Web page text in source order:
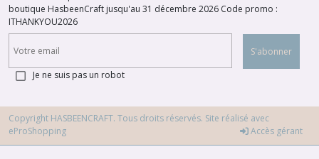
boutique HasbeenCraft jusqu'au 31 décembre 2026 Code promo :
ITHANKYOU2026
S'abonner
Je ne suis pas un robot
Copyright HASBEENCRAFT. Tous droits réservés. Site réalisé avec
eProShopping
Accès gérant